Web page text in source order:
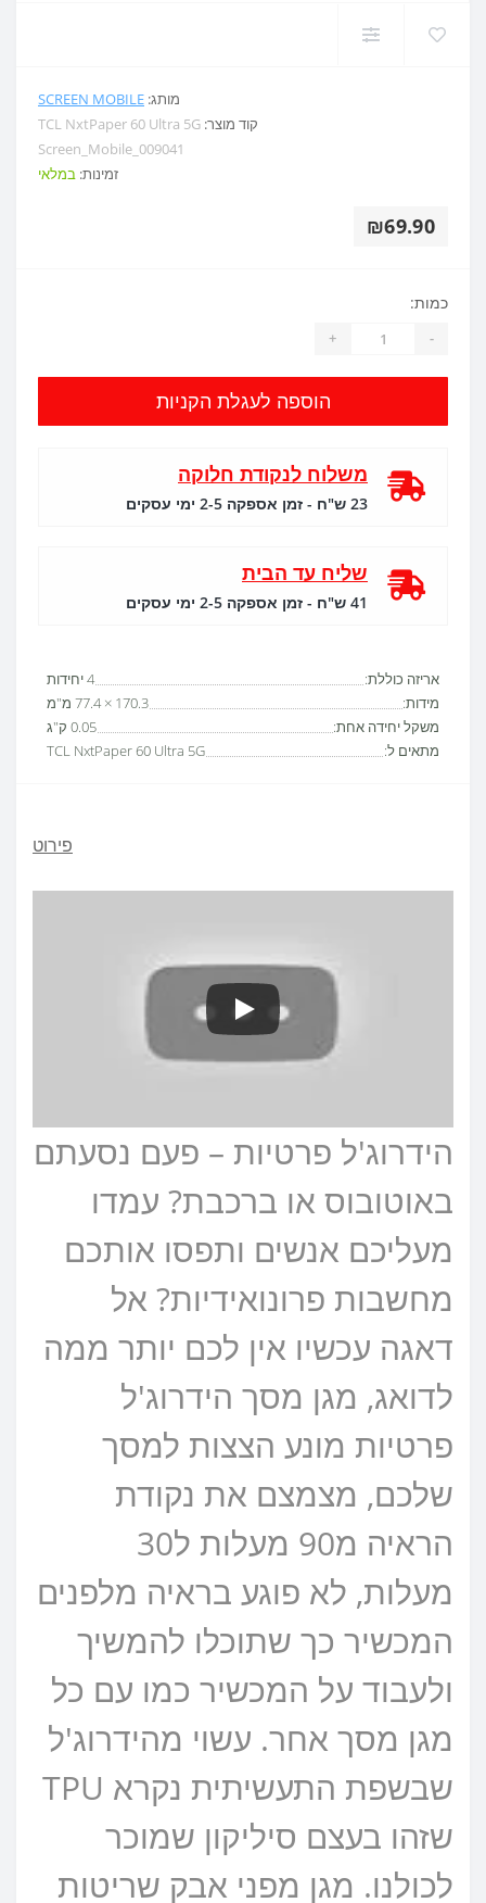
מותג: SCREEN MOBILE
קוד מוצר: TCL NxtPaper 60 Ultra 5G
Screen_Mobile_009041
זמינות: במלאי
₪69.90
אריזה כוללת:
4 יחידות
מידות:
170.3 × 77.4 מ"מ
משקל יחידה אחת:
0.05 ק"ג
מתאים ל:
TCL NxtPaper 60 Ultra 5G
כמות:
-
+
הוספה לעגלת הקניות
משלוח לנקודת חלוקה
23 ש"ח - זמן אספקה 2-5 ימי עסקים
שליח עד הבית
41 ש"ח - זמן אספקה 2-5 ימי עסקים
פירוט
הידרוג'ל פרטיות – פעם נסעתם
באוטובוס או ברכבת? עמדו
מעליכם אנשים ותפסו אותכם
מחשבות פרונואידיות? אל
דאגה עכשיו אין לכם יותר ממה
לדואג, מגן מסך הידרוג'ל
פרטיות מונע הצצות למסך
שלכם, מצמצם את נקודת
הראיה מ90 מעלות ל30
מעלות, לא פוגע בראיה מלפנים
המכשיר כך שתוכלו להמשיך
ולעבוד על המכשיר כמו עם כל
מגן מסך אחר. עשוי מהידרוג'ל
שבשפת התעשיתית נקרא TPU
שזהו בעצם סיליקון שמוכר
לכולנו. מגן מפני אבק שריטות